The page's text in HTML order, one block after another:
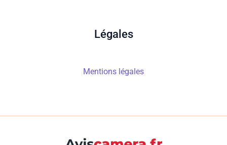
Légales
Mentions légales